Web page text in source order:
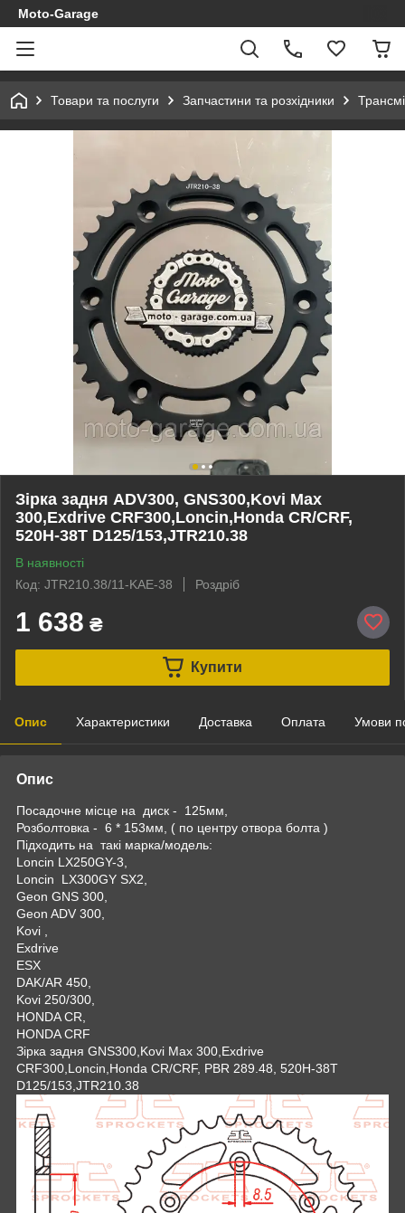
Moto-Garage
Товари та послуги Запчастини та розхідники
Зірка задня ADV300, GNS300,Kovi Max
300,Exdrive CRF300,Loncin,Honda CR/CRF,
520H-38T D125/153,JTR210.38
В наявності
Код: JTR210.38/11-KAE-38
Роздріб
1 638 ₴
Купити
Опис Характеристики Доставка Оплата Умови
Опис
Посадочне місце на диск - 125мм,
Розболтовка - 6 * 153мм, ( по центру отвора болта )
Підходить на такі марка/модель:
Loncin LX250GY-3,
Loncin LX300GY SX2,
Geon GNS 300,
Geon ADV 300,
Kovi ,
Exdrive
ESX
DAK/AR 450,
Kovi 250/300,
HONDA CR,
HONDA CRF
Зірка задня GNS300,Kovi Max 300,Exdrive
CRF300,Loncin,Honda CR/CRF, PBR 289.48, 520H-38T
D125/153,JTR210.38